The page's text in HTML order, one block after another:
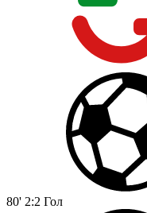
80' 2:2 Гол